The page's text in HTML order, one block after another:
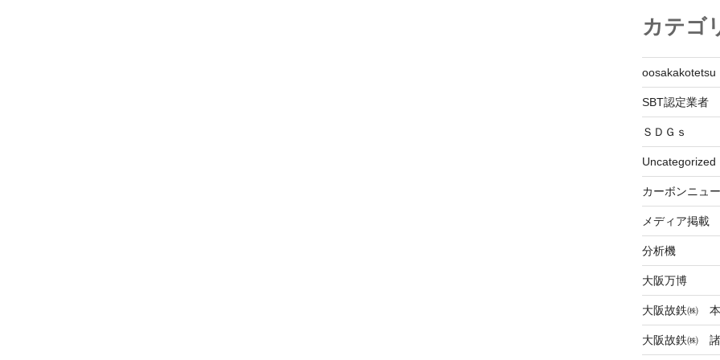
カテゴ
oosakakotetsu
SBT認定業者
ＳＤＧｓ
Uncategorized
カーボンニュ
メディア掲載
分析機
大阪万博
大阪故鉄㈱
大阪故鉄㈱